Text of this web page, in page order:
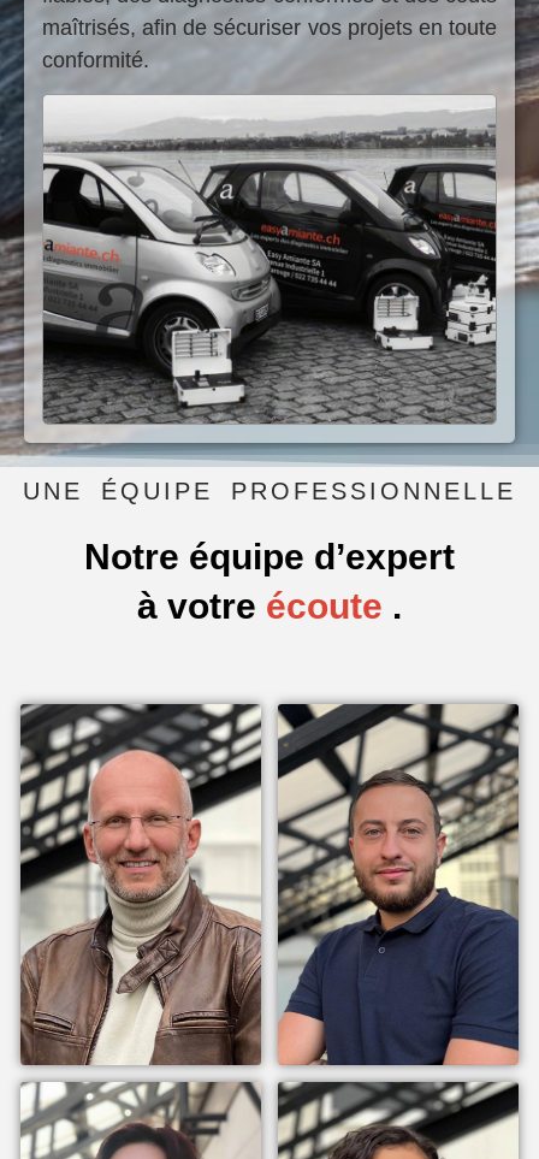
maîtrisés, afin de sécuriser vos projets en toute
conformité.
UNE ÉQUIPE PROFESSIONNELLE
Notre équipe d’expert
à votre
service
.